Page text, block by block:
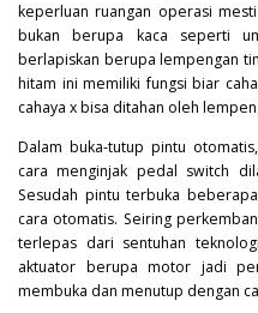
keperluan ruangan operasi
bukan berupa kaca seperti
berlapiskan berupa lempengan
hitam ini memiliki fungsi biar
cahaya x bisa ditahan oleh
Dalam buka-tutup pintu
cara menginjak pedal switch
Sesudah pintu terbuka
cara otomatis. Seiring
terlepas dari sentuhan
aktuator berupa motor jadi
membuka dan menutup dengan